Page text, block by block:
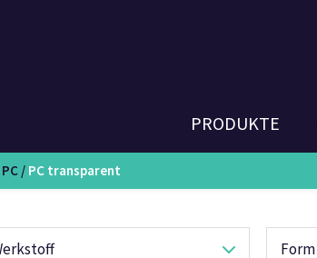
PRODUKTE
PC / PC transparent
Werkstoff Form